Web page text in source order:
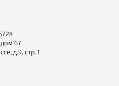
67
д.9, стр.1